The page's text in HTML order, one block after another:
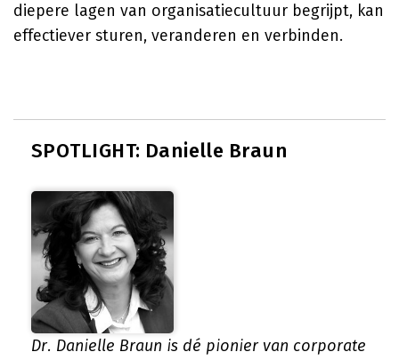
diepere lagen van organisatiecultuur begrijpt, kan
effectiever sturen, veranderen en verbinden.
SPOTLIGHT: Danielle Braun
Dr. Danielle Braun is dé pionier van corporate